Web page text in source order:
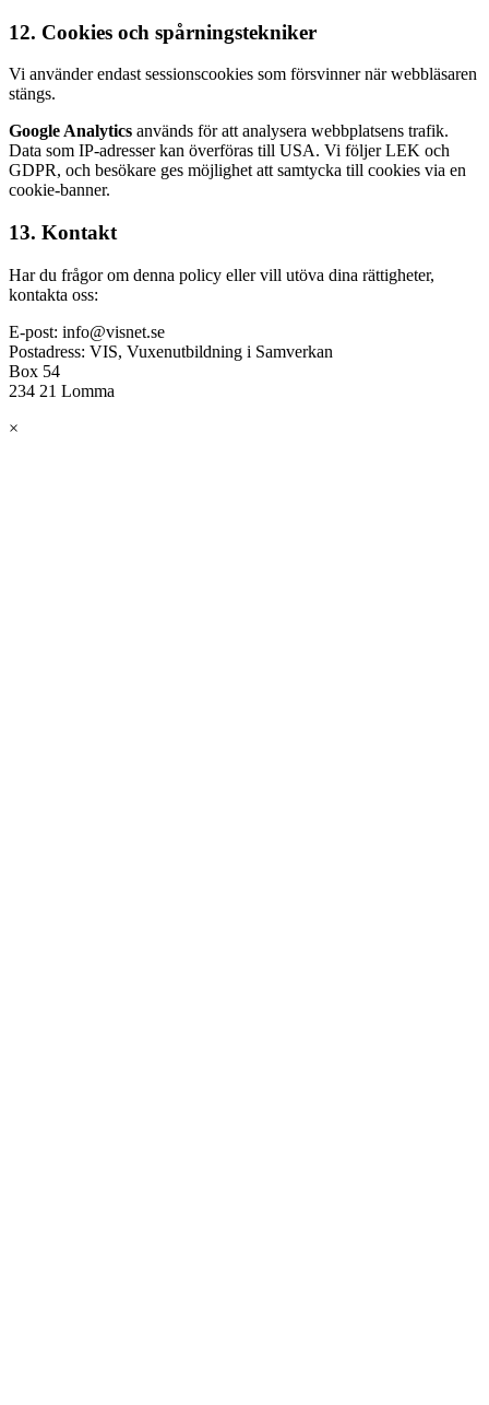
12. Cookies och spårningstekniker
Vi använder endast sessionscookies som försvinner när webbläsaren
stängs.
Google Analytics används för att analysera webbplatsens trafik.
Data som IP-adresser kan överföras till USA. Vi följer LEK och
GDPR, och besökare ges möjlighet att samtycka till cookies via en
cookie-banner.
13. Kontakt
Har du frågor om denna policy eller vill utöva dina rättigheter,
kontakta oss:
E-post: info@visnet.se
Postadress: VIS, Vuxenutbildning i Samverkan
Box 54
234 21 Lomma
×